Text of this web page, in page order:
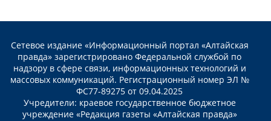
Сетевое издание «Информационный портал «Алтайская
правда» зарегистрировано Федеральной службой по
надзору в сфере связи, информационных технологий и
массовых коммуникаций. Регистрационный номер ЭЛ №
ФС77-89275 от 09.04.2025
Учредители: краевое государственное бюджетное
учреждение «Редакция газеты «Алтайская правда»